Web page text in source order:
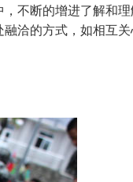
不断的增进了解和
洽的方式，如相互